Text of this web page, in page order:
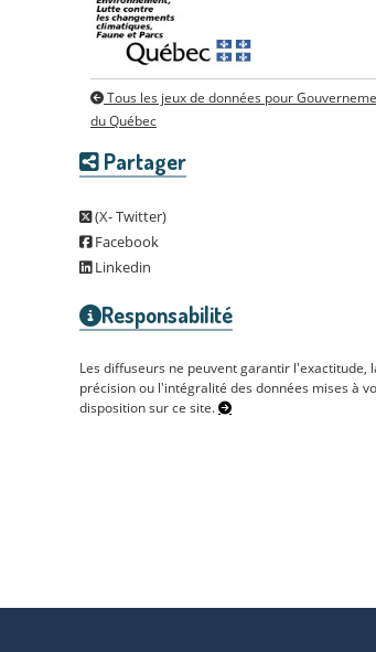
Tous les jeux de données pour
du Québec
Partager
(X- Twitter)
Facebook
Linkedin
Responsabilité
Les diffuseurs ne peuvent garantir l'exactitude,
précision ou l'intégralité des données mises à
disposition sur ce site.